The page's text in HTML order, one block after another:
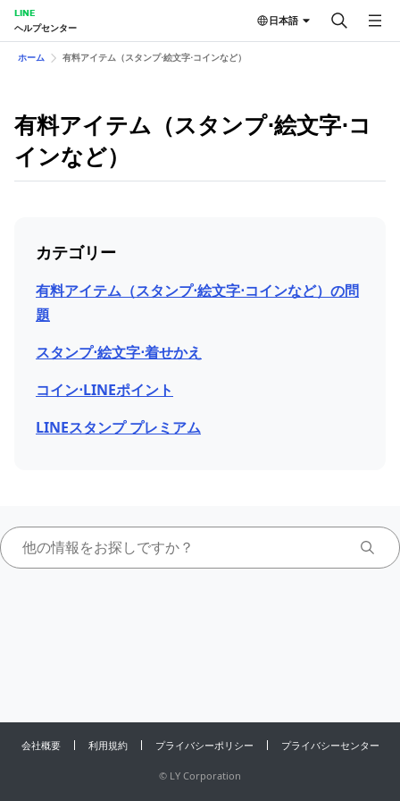
LINE
ヘルプセンター
日本語
ホーム 有料アイテム（スタンプ⋅絵文字⋅コインなど）
有料アイテム（スタンプ⋅絵文字⋅コ
インなど）
カテゴリー
有料アイテム（スタンプ⋅絵文字⋅コインなど）の問
題
スタンプ⋅絵文字⋅着せかえ
コイン⋅LINEポイント
LINEスタンプ プレミアム
会社概要 利用規約 プライバシーポリシー プライバシーセンター
© LY Corporation